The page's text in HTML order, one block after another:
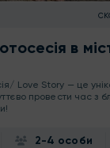
в
Love Story — це
провести час з
2-4 особи